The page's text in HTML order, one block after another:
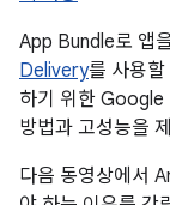
App Bundle로 앱
Delivery를 사용
하기 위한 Google
방법과 고성능을
다음 동영상에서